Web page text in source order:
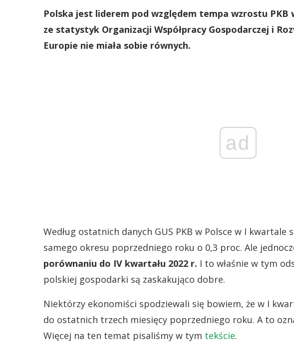
Polska jest liderem pod względem tempa wzrostu
ze statystyk Organizacji Współpracy Gospodarczej i
Europie nie miała sobie równych.
ad
Według ostatnich danych GUS PKB w Polsce w I kwartale
samego okresu poprzedniego roku o 0,3 proc. Ale
porównaniu do IV kwartału 2022 r. I to właśnie w tym
polskiej gospodarki są zaskakująco dobre.
Niektórzy ekonomiści spodziewali się bowiem, że w I
do ostatnich trzech miesięcy poprzedniego roku. A to
Więcej na ten temat pisaliśmy w tym tekście.